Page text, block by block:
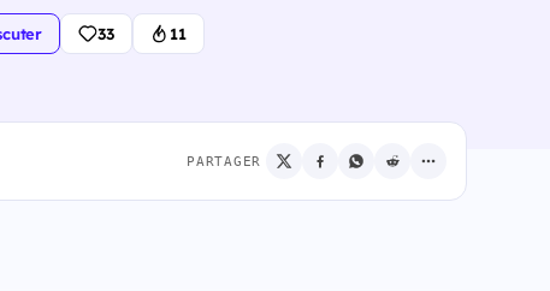
33 11
PARTAGER